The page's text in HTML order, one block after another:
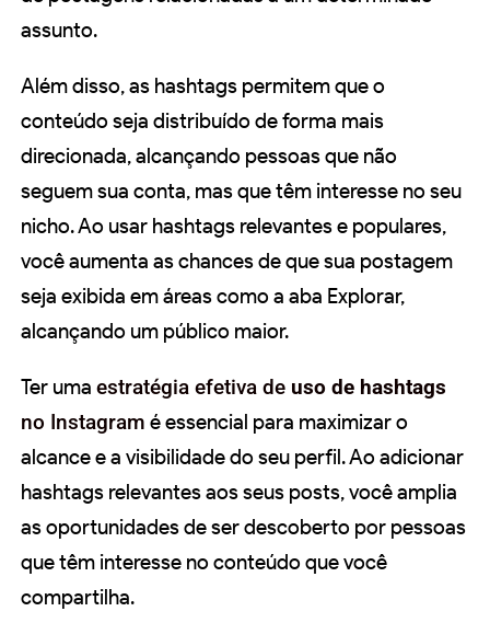
assunto.
Além disso, as hashtags permitem que o
conteúdo seja distribuído de forma mais
direcionada, alcançando pessoas que não
seguem sua conta, mas que têm interesse no seu
nicho. Ao usar hashtags relevantes e populares,
você aumenta as chances de que sua postagem
seja exibida em áreas como a aba Explorar,
alcançando um público maior.
Ter uma estratégia efetiva de uso de hashtags
no Instagram é essencial para maximizar o
alcance e a visibilidade do seu perfil. Ao adicionar
hashtags relevantes aos seus posts, você amplia
as oportunidades de ser descoberto por pessoas
que têm interesse no conteúdo que você
compartilha.